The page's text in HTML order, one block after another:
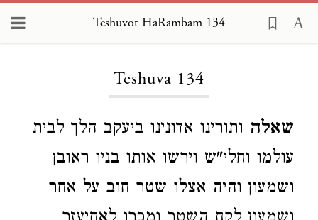
Teshuvot HaRambam 134
Teshuva 134
1 שאלה ותורינו אדונינו ביעקב הלך לבית
עולמו וחלי"ש וירשו אותו בניו ראובן
ושמעון והיה אצלו שטר חוב על אחר